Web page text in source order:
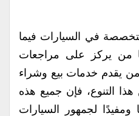
في السيارات فيما
من يركز على مراجعات
من يقدم خدمات بيع وشراء
التنوع، فإن جميع هذه
ومفيدًا لجمهور السيارات